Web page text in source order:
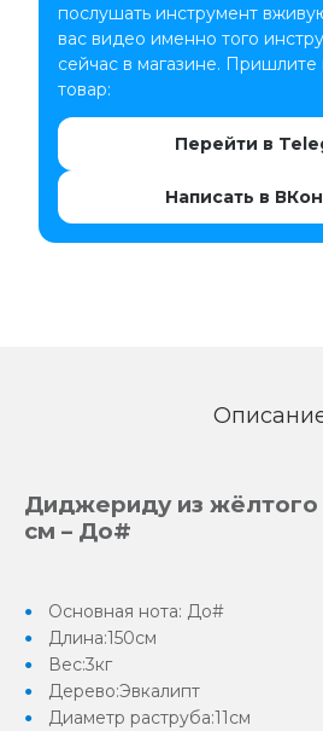
послушать инструмент
вас видео именно того
сейчас в магазине. Пришлите
товар:
Перейти в
Написать в
Диджериду из жёлтого
см – До#
Основная нота: До#
Длина:150см
Вес:3кг
Дерево:Эвкалипт
Диаметр раструба:11см